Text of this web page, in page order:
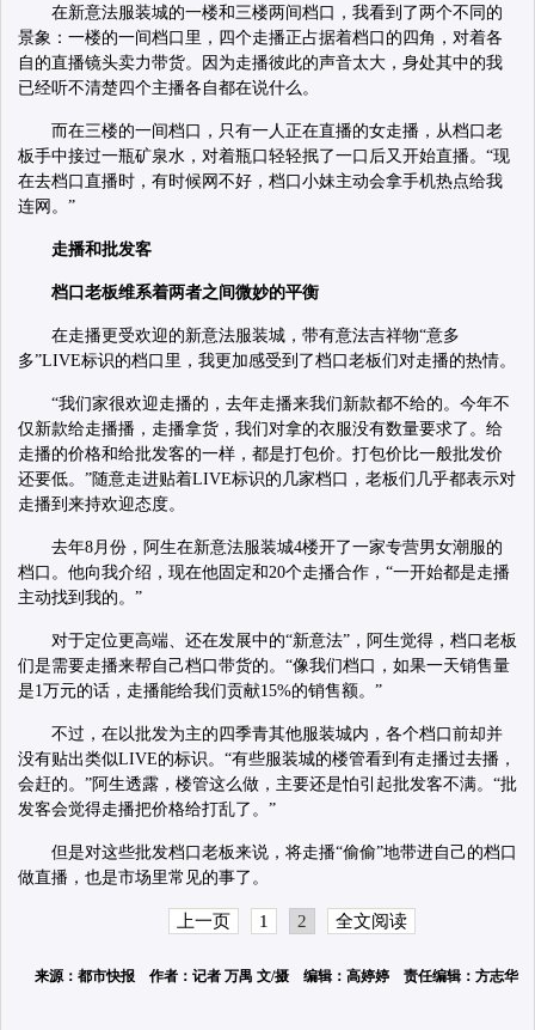
在新意法服装城的一楼和三楼两间档口，我看到了两个不同的
景象：一楼的一间档口里，四个走播正占据着档口的四角，对着各
自的直播镜头卖力带货。因为走播彼此的声音太大，身处其中的我
已经听不清楚四个主播各自都在说什么。
而在三楼的一间档口，只有一人正在直播的女走播，从档口老
板手中接过一瓶矿泉水，对着瓶口轻轻抿了一口后又开始直播。“现
在去档口直播时，有时候网不好，档口小妹主动会拿手机热点给我
连网。”
走播和批发客
档口老板维系着两者之间微妙的平衡
在走播更受欢迎的新意法服装城，带有意法吉祥物“意多
多”LIVE标识的档口里，我更加感受到了档口老板们对走播的热情。
“我们家很欢迎走播的，去年走播来我们新款都不给的。今年不
仅新款给走播播，走播拿货，我们对拿的衣服没有数量要求了。给
走播的价格和给批发客的一样，都是打包价。打包价比一般批发价
还要低。”随意走进贴着LIVE标识的几家档口，老板们几乎都表示对
走播到来持欢迎态度。
去年8月份，阿生在新意法服装城4楼开了一家专营男女潮服的
档口。他向我介绍，现在他固定和20个走播合作，“一开始都是走播
主动找到我的。”
对于定位更高端、还在发展中的“新意法”，阿生觉得，档口老板
们是需要走播来帮自己档口带货的。“像我们档口，如果一天销售量
是1万元的话，走播能给我们贡献15%的销售额。”
不过，在以批发为主的四季青其他服装城内，各个档口前却并
没有贴出类似LIVE的标识。“有些服装城的楼管看到有走播过去播，
会赶的。”阿生透露，楼管这么做，主要还是怕引起批发客不满。“批
发客会觉得走播把价格给打乱了。”
但是对这些批发档口老板来说，将走播“偷偷”地带进自己的档口
做直播，也是市场里常见的事了。
上一页 1 2 全文阅读
来源：都市快报 作者：记者 万禺 文/摄 编辑：高婷婷 责任编辑：方志华